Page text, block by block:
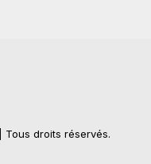
Tous droits réservés.